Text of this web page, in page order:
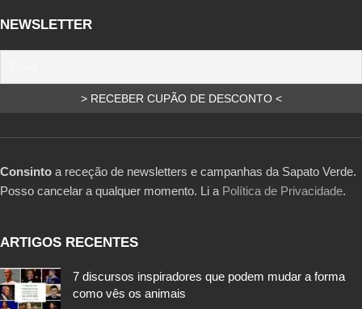
NEWSLETTER
Consinto a receção de newsletters e campanhas da Sapato Verde.
Posso cancelar a qualquer momento. Li a Política de Privacidade.
ARTIGOS RECENTES
7 discursos inspiradores que podem mudar a forma
como vês os animais